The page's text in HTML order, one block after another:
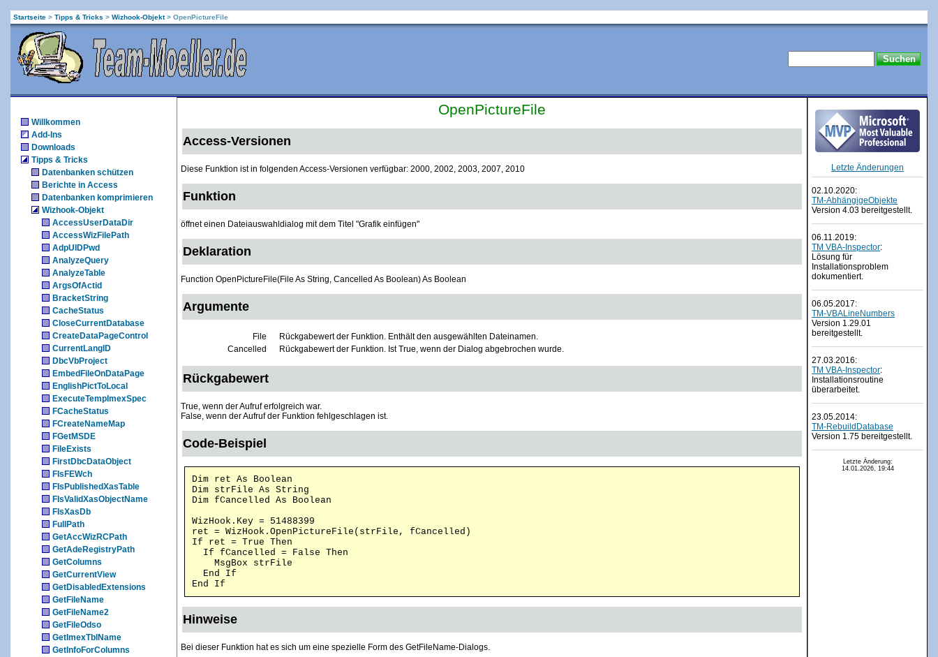
Startseite > Tipps & Tricks > Wizhook-Objekt> OpenPictureFile
Willkommen
Add-Ins
Downloads
Tipps & Tricks
Datenbanken schützen
Berichte in Access
Datenbanken komprimieren
Wizhook-Objekt
AccessUserDataDir
AccessWizFilePath
AdpUIDPwd
AnalyzeQuery
AnalyzeTable
ArgsOfActid
BracketString
CacheStatus
CloseCurrentDatabase
CreateDataPageControl
CurrentLangID
DbcVbProject
EmbedFileOnDataPage
EnglishPictToLocal
ExecuteTempImexSpec
FCacheStatus
FCreateNameMap
FGetMSDE
FileExists
FirstDbcDataObject
FIsFEWch
FIsPublishedXasTable
FIsValidXasObjectName
FIsXasDb
FullPath
GetAccWizRCPath
GetAdeRegistryPath
GetColumns
GetCurrentView
GetDisabledExtensions
GetFileName
GetFileName2
GetFileOdso
GetImexTblName
GetInfoForColumns
OpenPictureFile
Access-Versionen
Diese Funktion ist in folgenden Access-Versionen verfügbar: 2000, 2002, 2003, 2007, 2010
Funktion
öffnet einen Dateiauswahldialog mit dem Titel "Grafik einfügen"
Deklaration
Function OpenPictureFile(File As String, Cancelled As Boolean) As Boolean
Argumente
File
Rückgabewert der Funktion. Enthält den ausgewählten Dateinamen.
Cancelled
Rückgabewert der Funktion. Ist True, wenn der Dialog abgebrochen wurde.
Rückgabewert
True, wenn der Aufruf erfolgreich war.
False, wenn der Aufruf der Funktion fehlgeschlagen ist.
Code-Beispiel
Dim ret As Boolean
Dim strFile As String
Dim fCancelled As Boolean
WizHook.Key = 51488399
ret = WizHook.OpenPictureFile(strFile, fCancelled)
If ret = True Then
If fCancelled = False Then
MsgBox strFile
End If
End If
Hinweise
Bei dieser Funktion hat es sich um eine spezielle Form des GetFileName-Dialogs.
Letzte Änderungen
02.10.2020:
TM-AbhängigeObjekte
Version 4.03 bereitgestellt.
06.11.2019:
TM VBA-Inspector:
Lösung für
Installationsproblem
dokumentiert.
06.05.2017:
TM-VBALineNumbers
Version 1.29.01
bereitgestellt.
27.03.2016:
TM VBA-Inspector:
Installationsroutine
überarbeitet.
23.05.2014:
TM-RebuildDatabase
Version 1.75 bereitgestellt.
Letzte Änderung:
14.01.2026, 19:44